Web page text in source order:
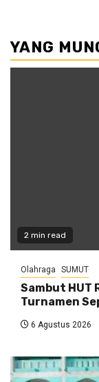
YANG
2 min read
Olahraga SUMUT
Sambut HUT
Turnamen
6 Agustus 2026